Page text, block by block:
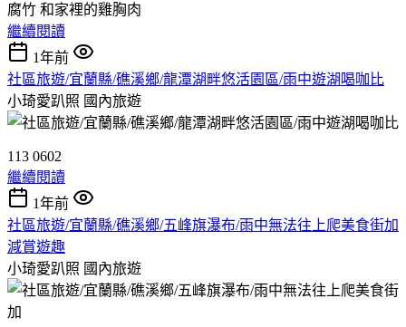
腐竹 和家裡的雞胸肉
繼續閱讀
1年前
社區旅遊/宜蘭縣/礁溪鄉/龍潭湖畔悠活園區/雨中遊湖喝咖比
小琦愛趴照 國內旅遊
113 0602
繼續閱讀
1年前
社區旅遊/宜蘭縣/礁溪鄉/五峰旗瀑布/雨中無法往上爬美食街加
減賞遊趣
小琦愛趴照 國內旅遊